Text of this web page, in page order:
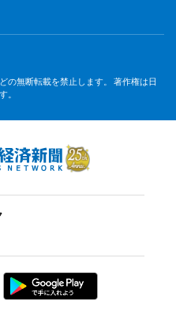
の無断転載を禁止します。 著作権は日
。